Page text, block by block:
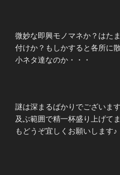
微妙な即興モノマネか？はた
付けか？もしかすると各所に
小ネタ達なのか・・・
謎は深まるばかりでございま
及ぶ範囲で精一杯盛り上げて
もどうぞ宜しくお願いします♪